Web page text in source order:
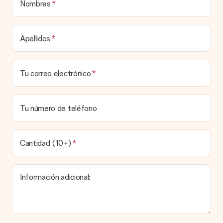
está listo para ser entregado o enviarse directamente al
Tiempo de entrega, opciones de entrega y
costos de envío.
¿Puedo elegir una fecha de entrega?
Elegir la fecha exacta de entrega no es posible. Una vez
personalizado y completado tu pedido, recibirás una
confirmación con las fechas estimadas de entrega. Una vez
que el pedido haya sido enviado, será la empresa de
transportes la encargada de entregar el regalo.
¿Cuál es el tiempo de entrega y cuándo recibo mi
obsequio?
El tiempo de entrega se puede encontrar en la página del
producto del regalo.
¿Cómo puedo pagar mi pedido?
Nombres
Apellidos
Tu correo electrónico
Tu número de teléfono
Cantidad (10+)
Información adicional: